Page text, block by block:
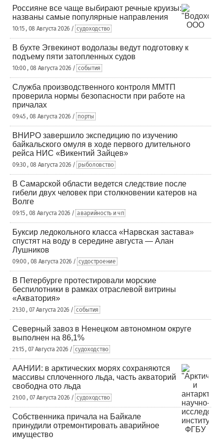
Россияне все чаще выбирают речные круизы:
названы самые популярные направления
10:15 , 08 Августа 2026 / судоходство
В бухте Эгвекинот водолазы ведут подготовку к
подъему пяти затопленных судов
10:00 , 08 Августа 2026 / события
Служба производственного контроля ММТП
проверила нормы безопасности при работе на
причалах
09:45 , 08 Августа 2026 / порты
ВНИРО завершило экспедицию по изучению
байкальского омуля в ходе первого длительного
рейса НИС «Викентий Зайцев»
09:30 , 08 Августа 2026 / рыболовство
В Самарской области ведется следствие после
гибели двух человек при столкновении катеров на
Волге
09:15 , 08 Августа 2026 / аварийность и чп
Буксир ледокольного класса «Нарвская застава»
спустят на воду в середине августа — Алан
Лушников
09:00 , 08 Августа 2026 / судостроение
В Петербурге протестировали морские
беспилотники в рамках отраслевой витрины
«Акватория»
21:30 , 07 Августа 2026 / события
Северный завоз в Ненецком автономном округе
выполнен на 86,1%
21:15 , 07 Августа 2026 / судоходство
ААНИИ: в арктических морях сохраняются
массивы сплоченного льда, часть акваторий
свободна ото льда
21:00 , 07 Августа 2026 / судоходство
Собственника причала на Байкале
принудили отремонтировать аварийное
имущество